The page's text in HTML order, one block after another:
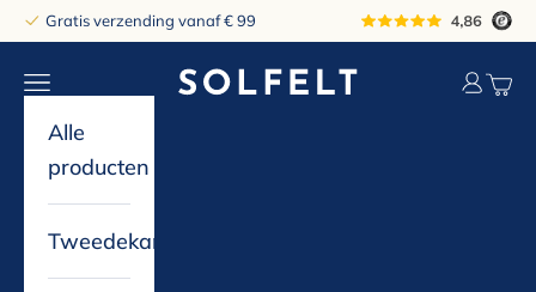
Naar inhoudGratis verzending vanaf € 99
solfelt
Navigatiemenu openen
Alle
producten
Tweedekans